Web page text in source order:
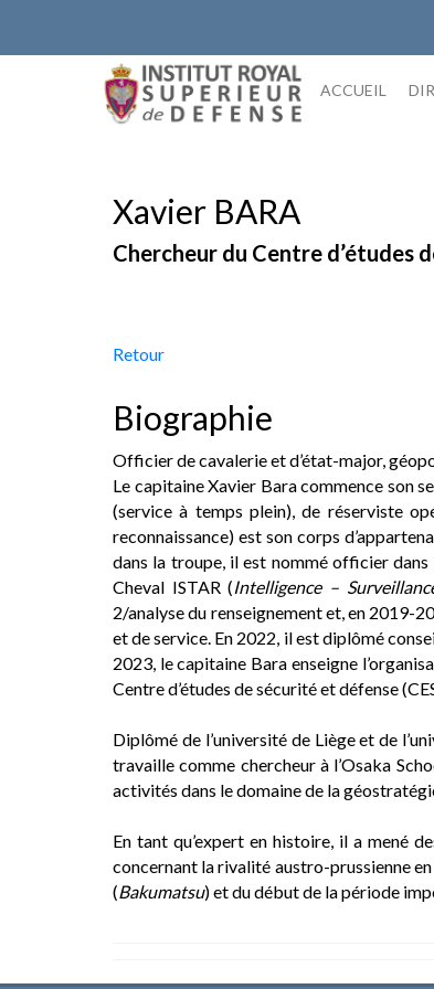
content
ACCUEIL
Xavier BARA
Chercheur du Centre d’études
Retour
Biographie
Officier de cavalerie et d’état-major,
Le capitaine Xavier Bara commence son
(service à temps plein), de réserviste
reconnaissance) est son corps
dans la troupe, il est nommé officier
Cheval ISTAR (Intelligence –
2/analyse du renseignement et, en 2019-
et de service. En 2022, il est diplômé
2023, le capitaine Bara enseigne
Centre d’études de sécurité et défense
Diplômé de l’université de Liège et de
travaille comme chercheur à l’Osaka
activités dans le domaine de la
En tant qu’expert en histoire, il a mené
concernant la rivalité austro-prussienne
(Bakumatsu) et du début de la période